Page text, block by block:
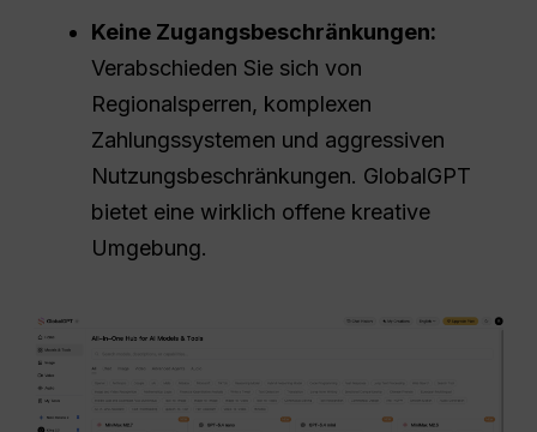
Keine Zugangsbeschränkungen:
Verabschieden Sie sich von
Regionalsperren, komplexen
Zahlungssystemen und aggressiven
Nutzungsbeschränkungen. GlobalGPT
bietet eine wirklich offene kreative
Umgebung.